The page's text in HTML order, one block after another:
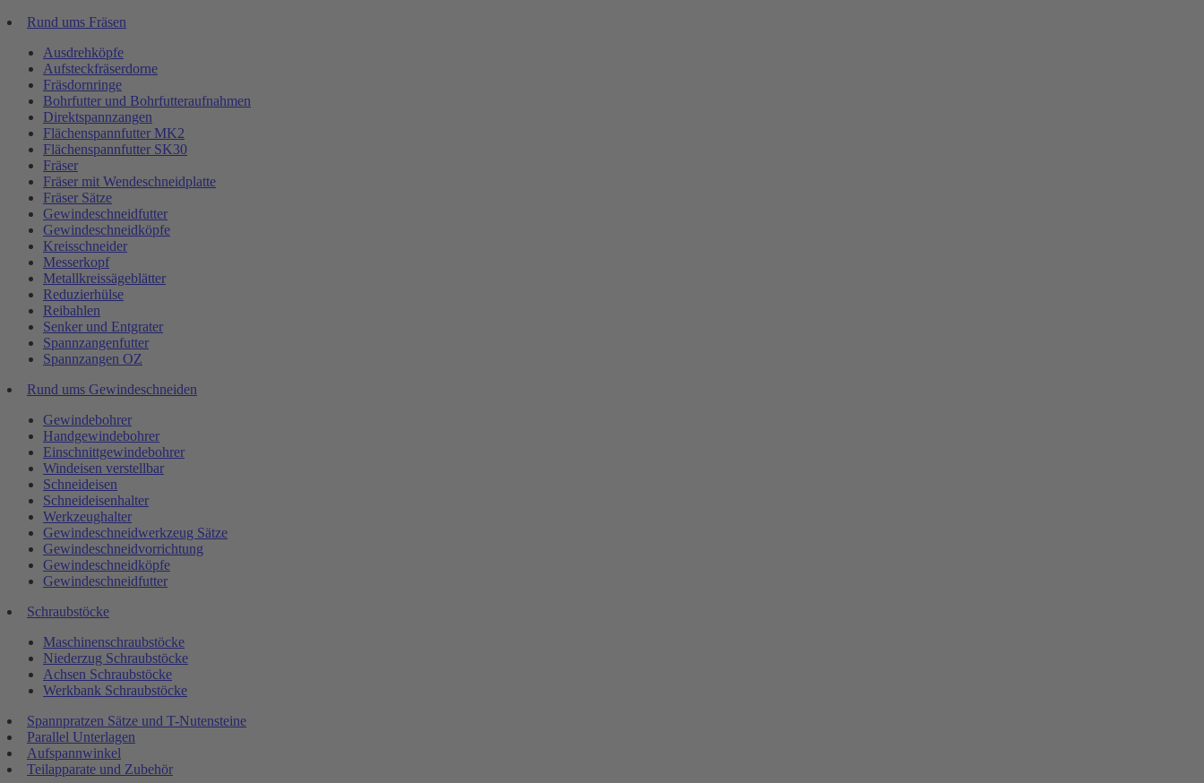
Rund ums Fräsen
Ausdrehköpfe
Aufsteckfräserdorne
Fräsdornringe
Bohrfutter und Bohrfutteraufnahmen
Direktspannzangen
Flächenspannfutter MK2
Flächenspannfutter SK30
Fräser
Fräser mit Wendeschneidplatte
Fräser Sätze
Gewindeschneidfutter
Gewindeschneidköpfe
Kreisschneider
Messerkopf
Metallkreissägeblätter
Reduzierhülse
Reibahlen
Senker und Entgrater
Spannzangenfutter
Spannzangen OZ
Rund ums Gewindeschneiden
Gewindebohrer
Handgewindebohrer
Einschnittgewindebohrer
Windeisen verstellbar
Schneideisen
Schneideisenhalter
Werkzeughalter
Gewindeschneidwerkzeug Sätze
Gewindeschneidvorrichtung
Gewindeschneidköpfe
Gewindeschneidfutter
Schraubstöcke
Maschinenschraubstöcke
Niederzug Schraubstöcke
Achsen Schraubstöcke
Werkbank Schraubstöcke
Spannpratzen Sätze und T-Nutensteine
Parallel Unterlagen
Aufspannwinkel
Teilapparate und Zubehör